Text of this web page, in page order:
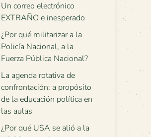
Un correo electrónico
EXTRAÑO e inesperado
¿Por qué militarizar a la
Policía Nacional, a la
Fuerza Pública Nacional?
La agenda rotativa de
confrontación: a propósito
de la educación política en
las aulas
¿Por qué USA se alió a la